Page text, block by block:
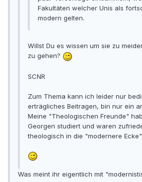
Fakultäten welcher Unis als
modern gelten.
Willst Du es wissen um sie zu
zu gehen?
SCNR
Zum Thema kann ich leider nur
erträgliches Beitragen, bin nur ein
Meine "Theologischen Freunde"
Georgen studiert und waren
theologisch in die "modernere
Was meint ihr eigentlich mit